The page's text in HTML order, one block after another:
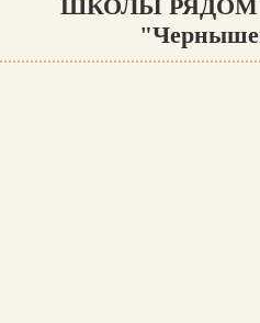
ШКОЛЫ РЯДОМ